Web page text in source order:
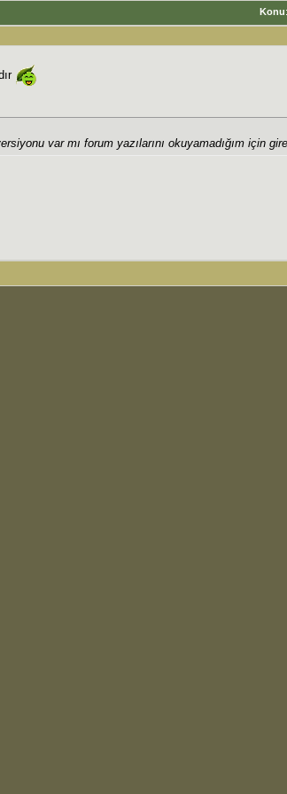
Konu:
var mı forum yazılarını okuyamadığım için